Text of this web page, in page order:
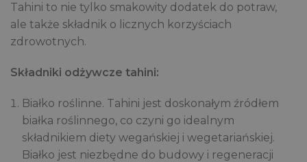
Tahini to nie tylko smakowity dodatek do potraw,
ale także składnik o licznych korzyściach
zdrowotnych.
Składniki odżywcze tahini:
Białko roślinne. Tahini jest doskonałym źródłem
białka roślinnego, co czyni go idealnym
składnikiem diety wegańskiej i wegetariańskiej.
Białko jest niezbędne do budowy i regeneracji